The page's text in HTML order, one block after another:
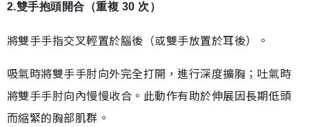
2.雙手抱頭開合（重複 30 次）
將雙手手指交叉輕置於腦後（或雙手放置於耳後）。
吸氣時將雙手手肘向外完全打開，進行深度擴胸；吐氣時
將雙手手肘向內慢慢收合。此動作有助於伸展因長期低頭
而縮緊的胸部肌群。